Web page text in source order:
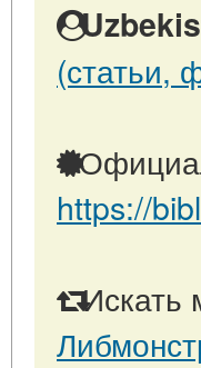
(статьи,
https://
Искать